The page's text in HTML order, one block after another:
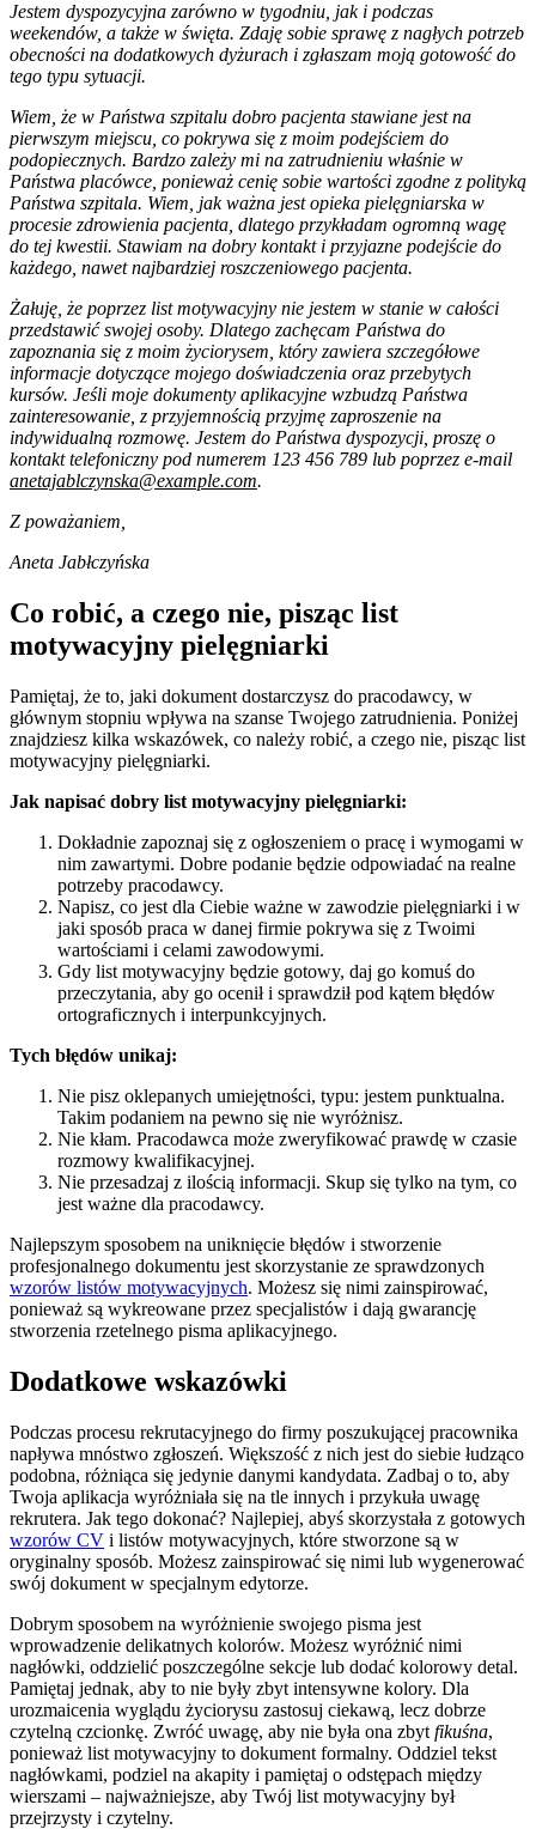
Jestem dyspozycyjna zarówno w tygodniu, jak i podczas
weekendów, a także w święta. Zdaję sobie sprawę z nagłych potrzeb
obecności na dodatkowych dyżurach i zgłaszam moją gotowość do
tego typu sytuacji.
Wiem, że w Państwa szpitalu dobro pacjenta stawiane jest na
pierwszym miejscu, co pokrywa się z moim podejściem do
podopiecznych. Bardzo zależy mi na zatrudnieniu właśnie w
Państwa placówce, ponieważ cenię sobie wartości zgodne z polityką
Państwa szpitala. Wiem, jak ważna jest opieka pielęgniarska w
procesie zdrowienia pacjenta, dlatego przykładam ogromną wagę
do tej kwestii. Stawiam na dobry kontakt i przyjazne podejście do
każdego, nawet najbardziej roszczeniowego pacjenta.
Żałuję, że poprzez list motywacyjny nie jestem w stanie w całości
przedstawić swojej osoby. Dlatego zachęcam Państwa do
zapoznania się z moim życiorysem, który zawiera szczegółowe
informacje dotyczące mojego doświadczenia oraz przebytych
kursów. Jeśli moje dokumenty aplikacyjne wzbudzą Państwa
zainteresowanie, z przyjemnością przyjmę zaproszenie na
indywidualną rozmowę. Jestem do Państwa dyspozycji, proszę o
kontakt telefoniczny pod numerem 123 456 789 lub poprzez e-mail
anetajablczynska@example.com.
Z poważaniem,
Aneta Jabłczyńska
Co robić, a czego nie, pisząc list
motywacyjny pielęgniarki
Pamiętaj, że to, jaki dokument dostarczysz do pracodawcy, w
głównym stopniu wpływa na szanse Twojego zatrudnienia. Poniżej
znajdziesz kilka wskazówek, co należy robić, a czego nie, pisząc list
motywacyjny pielęgniarki.
Jak napisać dobry list motywacyjny pielęgniarki:
Dokładnie zapoznaj się z ogłoszeniem o pracę i wymogami w
nim zawartymi. Dobre podanie będzie odpowiadać na realne
potrzeby pracodawcy.
Napisz, co jest dla Ciebie ważne w zawodzie pielęgniarki i w
jaki sposób praca w danej firmie pokrywa się z Twoimi
wartościami i celami zawodowymi.
Gdy list motywacyjny będzie gotowy, daj go komuś do
przeczytania, aby go ocenił i sprawdził pod kątem błędów
ortograficznych i interpunkcyjnych.
Tych błędów unikaj:
Nie pisz oklepanych umiejętności, typu: jestem punktualna.
Takim podaniem na pewno się nie wyróżnisz.
Nie kłam. Pracodawca może zweryfikować prawdę w czasie
rozmowy kwalifikacyjnej.
Nie przesadzaj z ilością informacji. Skup się tylko na tym, co
jest ważne dla pracodawcy.
Najlepszym sposobem na uniknięcie błędów i stworzenie
profesjonalnego dokumentu jest skorzystanie ze sprawdzonych
wzorów listów motywacyjnych. Możesz się nimi zainspirować,
ponieważ są wykreowane przez specjalistów i dają gwarancję
stworzenia rzetelnego pisma aplikacyjnego.
Dodatkowe wskazówki
Podczas procesu rekrutacyjnego do firmy poszukującej pracownika
napływa mnóstwo zgłoszeń. Większość z nich jest do siebie łudząco
podobna, różniąca się jedynie danymi kandydata. Zadbaj o to, aby
Twoja aplikacja wyróżniała się na tle innych i przykuła uwagę
rekrutera. Jak tego dokonać? Najlepiej, abyś skorzystała z gotowych
wzorów CV i listów motywacyjnych, które stworzone są w
oryginalny sposób. Możesz zainspirować się nimi lub wygenerować
swój dokument w specjalnym edytorze.
Dobrym sposobem na wyróżnienie swojego pisma jest
wprowadzenie delikatnych kolorów. Możesz wyróżnić nimi
nagłówki, oddzielić poszczególne sekcje lub dodać kolorowy detal.
Pamiętaj jednak, aby to nie były zbyt intensywne kolory. Dla
urozmaicenia wyglądu życiorysu zastosuj ciekawą, lecz dobrze
czytelną czcionkę. Zwróć uwagę, aby nie była ona zbyt fikuśna,
ponieważ list motywacyjny to dokument formalny. Oddziel tekst
nagłówkami, podziel na akapity i pamiętaj o odstępach między
wierszami – najważniejsze, aby Twój list motywacyjny był
przejrzysty i czytelny.